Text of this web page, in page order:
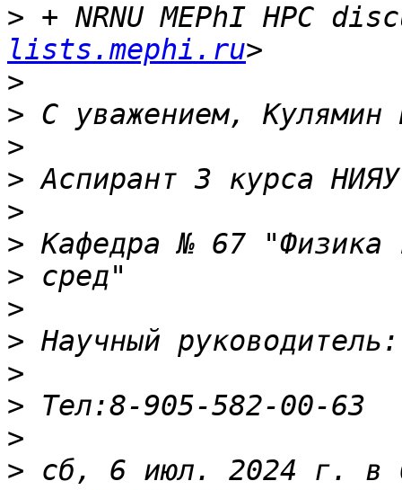
> + NRNU MEPhI HPC
lists.mephi.ru
>
>
>
>
>
>
>
>
>
>
>
>
>